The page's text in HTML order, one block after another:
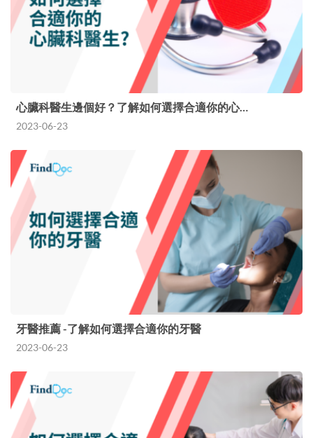
心臟科醫生邊個好？了解如何選擇合適你的心…
2023-06-23
牙醫推薦 -了解如何選擇合適你的牙醫
2023-06-23